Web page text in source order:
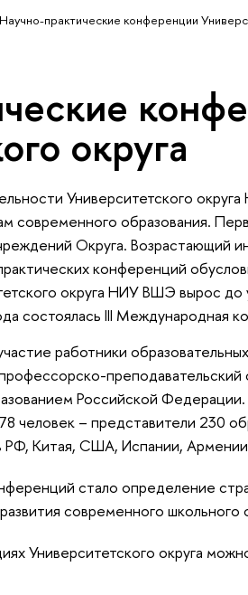
Научно-практические конференции
округа
Университетского
современного образования.
Округа. Возрастающий
конференций
округа НИУ ВШЭ вырос до
состоялась III Международная
работники
преподавательский
Российской
– представители 230
РФ, Китая, США, Испании,
стало определение
современного школьного
Университетского округа